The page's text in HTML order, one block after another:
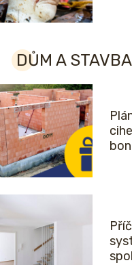
DŮM A STAVBA